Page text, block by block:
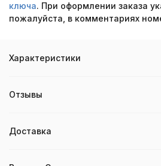
ключа. При оформлении заказа
пожалуйста, в комментариях
Характеристики
Отзывы
Доставка